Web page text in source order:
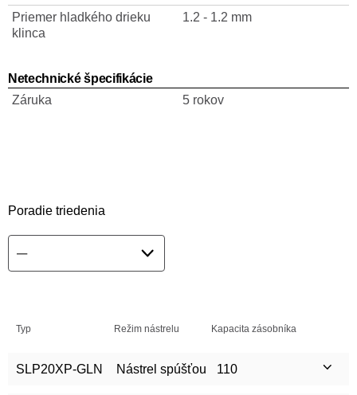
Priemer hladkého drieku
klinca
1.2 - 1.2 mm
Netechnické špecifikácie
Záruka
5 rokov
Poradie triedenia
Typ Režim nástrelu Kapacita zásobníka
SLP20XP-GLN Nástrel spúšťou 110